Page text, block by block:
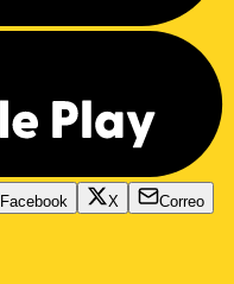
Facebook X
Correo